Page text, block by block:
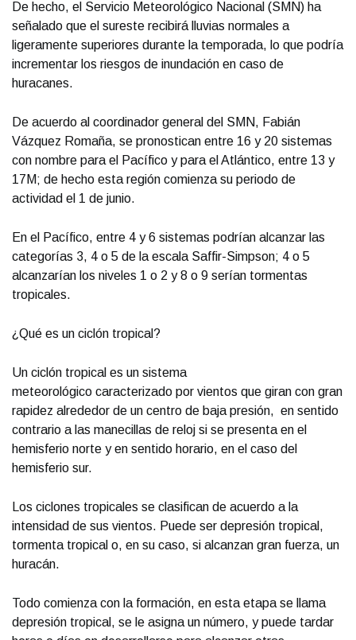
De hecho, el Servicio Meteorológico Nacional (SMN) ha
señalado que el sureste recibirá lluvias normales a
ligeramente superiores durante la temporada, lo que podría
incrementar los riesgos de inundación en caso de
huracanes.
De acuerdo al coordinador general del SMN, Fabián
Vázquez Romaña, se pronostican entre 16 y 20 sistemas
con nombre para el Pacífico y para el Atlántico, entre 13 y
17M; de hecho esta región comienza su periodo de
actividad el 1 de junio.
En el Pacífico, entre 4 y 6 sistemas podrían alcanzar las
categorías 3, 4 o 5 de la escala Saffir-Simpson; 4 o 5
alcanzarían los niveles 1 o 2 y 8 o 9 serían tormentas
tropicales.
¿Qué es un ciclón tropical?
Un ciclón tropical es un sistema
meteorológico caracterizado por vientos que giran con gran
rapidez alrededor de un centro de baja presión, en sentido
contrario a las manecillas de reloj si se presenta en el
hemisferio norte y en sentido horario, en el caso del
hemisferio sur.
Los ciclones tropicales se clasifican de acuerdo a la
intensidad de sus vientos. Puede ser depresión tropical,
tormenta tropical o, en su caso, si alcanzan gran fuerza, un
huracán.
Todo comienza con la formación, en esta etapa se llama
depresión tropical, se le asigna un número, y puede tardar